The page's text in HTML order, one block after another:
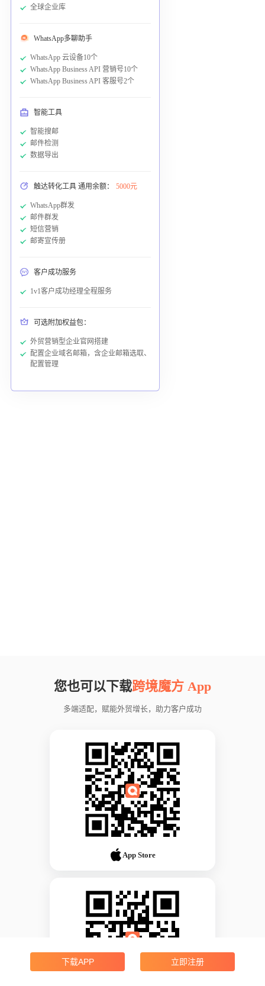
全球企业库
WhatsApp多聊助手
WhatsApp 云设备10个
WhatsApp Business API 营销号10个
WhatsApp Business API 客服号2个
智能工具
智能搜邮
邮件检测
数据导出
触达转化工具 通用余额： 5000元
WhatsApp群发
邮件群发
短信营销
邮寄宣传册
客户成功服务
1v1客户成功经理全程服务
可选附加权益包：
外贸营销型企业官网搭建
配置企业域名邮箱，含企业邮箱选取、
配置管理
您也可以下载跨境魔方 App
多端适配，赋能外贸增长，助力客户成功
App Store
下载APP 立即注册